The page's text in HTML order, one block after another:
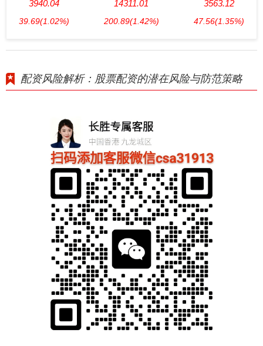
3940.04
39.69(1.02%)
14311.01
200.89(1.42%)
3563.12
47.56(1.35%)
配资风险解析：股票配资的潜在风险与防范策略